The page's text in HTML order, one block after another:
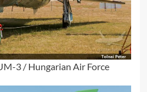
3 / Hungarian Air Force